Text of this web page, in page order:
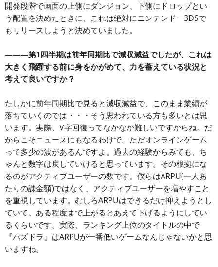
開発段階で画面の上側にダンジョン、下側にドロップとい
う配置を決めたときに、これは絶対にニンテンドー3DSで
もリリースしようと決めていました。
―――第1四半期は前年同期比で減収減益でしたが、これは
大きく飛躍する前に身をかがめて、力を蓄えている状況と
考えて良いですか？
たしかに前年同期比で見ると減収減益で、このまま業績が
落ちていくのでは・・・そう思われている方も多いとは思
います。実際、V字回復ってなかなか難しいですからね。だ
からこそニュースにもなるわけで。ただオンラインゲーム
って多少の波があるんですよ。過去の経験からみても、ち
ゃんと数字は戻していけると思っています。その根拠にな
るのがアクティブユーザーの数です。僕らはARPU(一人あ
たりの課金額)ではなく、アクティブユーザーを増やすこと
を重視しています。むしろARPUはできるだけ抑えようとし
ていて、ある程度まで上がるとあえて下げるようにしてい
るくらいです。実際、ランキング上位のタイトルの中で
『パズドラ』はARPUが一番低いゲームなんじゃないかと思
いますね。